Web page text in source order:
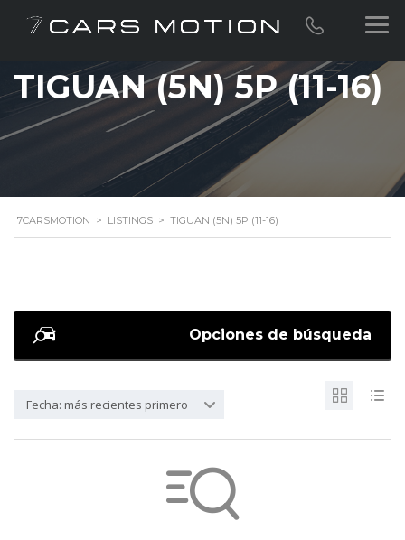
TIGUAN (5N) 5P (11-16)
7CARSMOTION > LISTINGS > TIGUAN (5N) 5P (11-16)
Opciones de búsqueda
Fecha: más recientes primero